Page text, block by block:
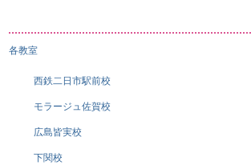
各教室
西鉄二日市駅前校
モラージュ佐賀校
広島皆実校
下関校